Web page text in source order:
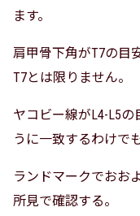
ます。
肩甲骨下角がT7の目
T7とは限りません。
ヤコビー線がL4-L5
うに一致するわけで
ランドマークでおお
所見で確認する。